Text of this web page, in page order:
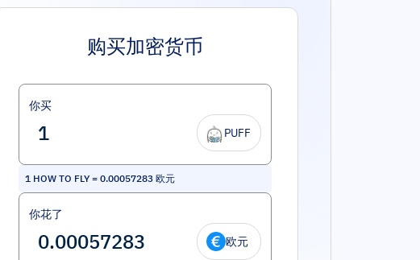
购买加密货币
你买
PUFF
1 HOW TO FLY = 0.00057283 欧元
你花了
欧元